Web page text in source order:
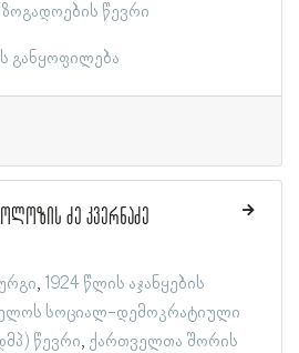
წევრი
განყოფილება
ძე კვერნაძე
1924 წლის აჯანყების
სოციალ-დემოკრატიული
წევრი ქართველთა შორის